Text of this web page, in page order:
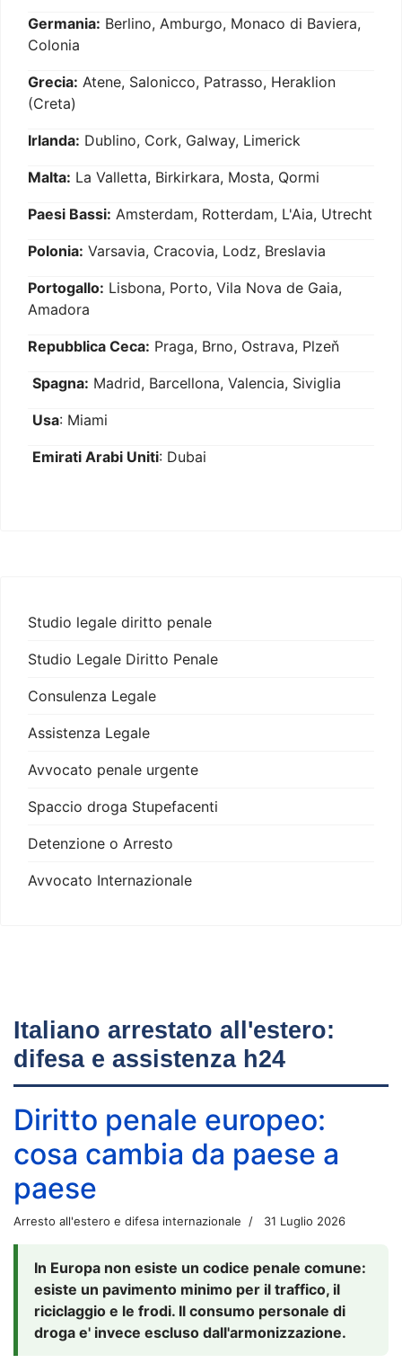
Germania: Berlino, Amburgo, Monaco di Baviera,
Colonia
Grecia: Atene, Salonicco, Patrasso, Heraklion
(Creta)
Irlanda: Dublino, Cork, Galway, Limerick
Malta: La Valletta, Birkirkara, Mosta, Qormi
Paesi Bassi: Amsterdam, Rotterdam, L'Aia, Utrecht
Polonia: Varsavia, Cracovia, Lodz, Breslavia
Portogallo: Lisbona, Porto, Vila Nova de Gaia,
Amadora
Repubblica Ceca: Praga, Brno, Ostrava, Plzeň
Spagna: Madrid, Barcellona, Valencia, Siviglia
Usa: Miami
Emirati Arabi Uniti: Dubai
Studio legale diritto penale
Studio Legale Diritto Penale
Consulenza Legale
Assistenza Legale
Avvocato penale urgente
Spaccio droga Stupefacenti
Detenzione o Arresto
Avvocato Internazionale
Italiano arrestato all'estero:
difesa e assistenza h24
Diritto penale europeo:
cosa cambia da paese a
paese
Arresto all'estero e difesa internazionale 31 Luglio 2026
In Europa non esiste un codice penale comune:
esiste un pavimento minimo per il traffico, il
riciclaggio e le frodi. Il consumo personale di
droga e' invece escluso dall'armonizzazione.